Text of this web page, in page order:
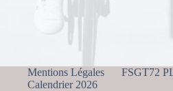
Mentions Légales
FSGT72
Calendrier 2026